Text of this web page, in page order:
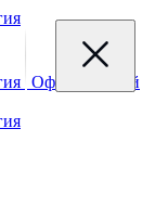
Официальный